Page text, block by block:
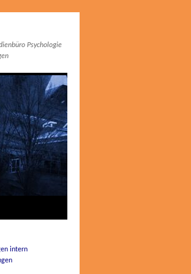
Psychologie
intern